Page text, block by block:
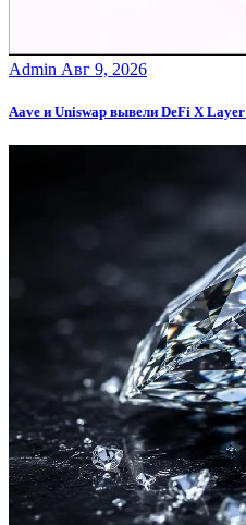
Admin Авг 9, 2026
Aave и Uniswap вывели DeFi X